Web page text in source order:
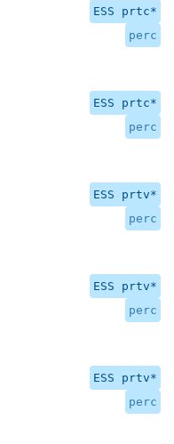
ESS prtc*
perc
ESS prtc*
perc
ESS prtv*
perc
ESS prtv*
perc
ESS prtv*
perc